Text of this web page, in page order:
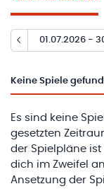
01.07.2026 -
Keine Spiele
Es sind keine
gesetzten
der Spielpläne
dich im Zweifel
Ansetzung der